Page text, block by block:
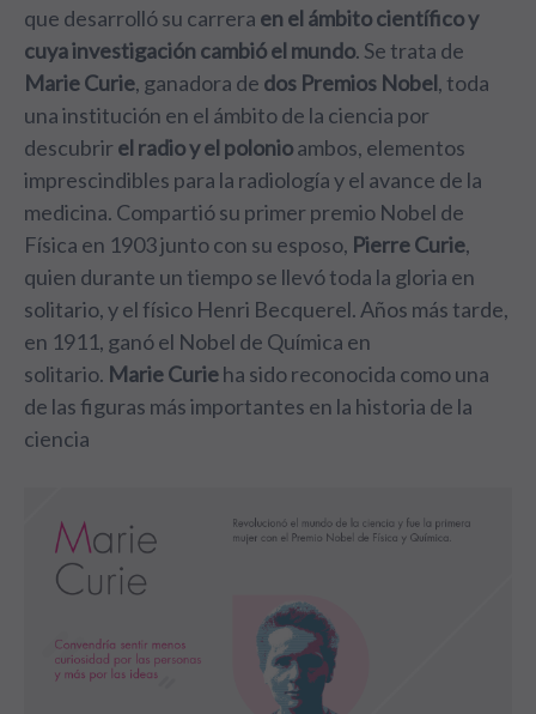
que desarrolló su carrera en el ámbito científicoy
cuya investigación cambió el mundo. Se trata de
Marie Curie, ganadora de dos Premios Nobel, toda
una institución en el ámbito de la ciencia por
descubrirel radio y el polonioambos, elementos
imprescindibles para la radiología y el avance de la
medicina. Compartió su primer premio Nobel de
Física en 1903 junto con su esposo, Pierre Curie,
quien durante un tiempo se llevó toda la gloria en
solitario, y el físico Henri Becquerel. Años más tarde,
en 1911, ganó el Nobel de Química en
solitario. Marie Curieha sido reconocida como una
de las figuras más importantes en la historia de la
ciencia